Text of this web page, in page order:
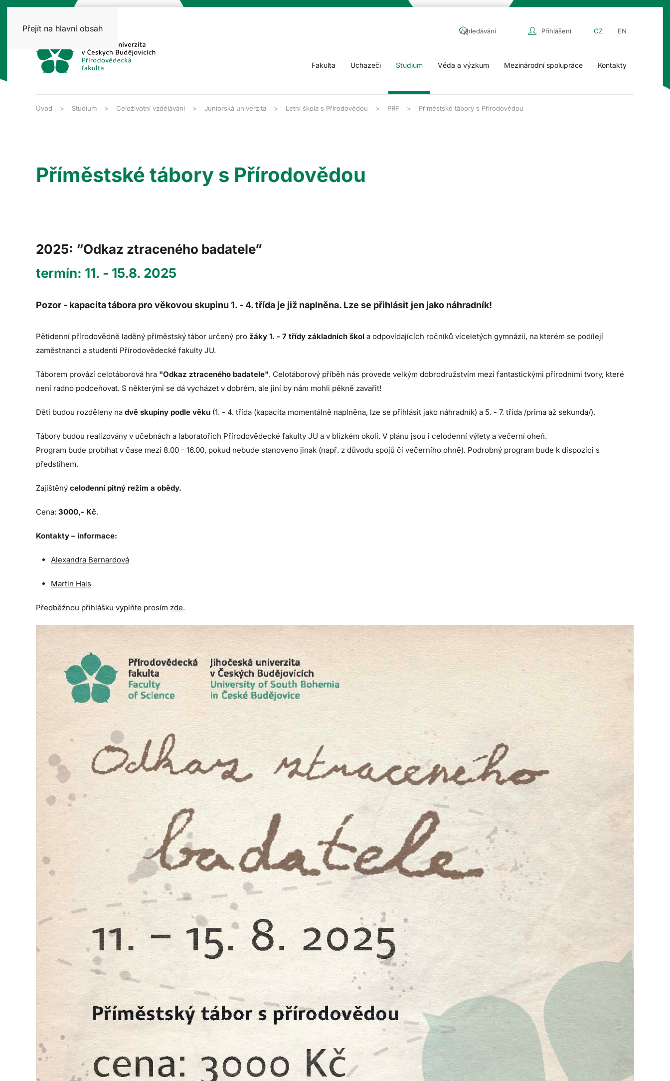
Přejít na hlavní obsah Přihlášení CZ EN
Fakulta Uchazeči Studium Věda a výzkum Mezinárodní spolupráce Kontakty
Úvod Studium Celoživotní vzdělávání Juniorská univerzita Letní škola s Přírodovědou PRF Příměstské tábory s Přírodovědou
Příměstské tábory s Přírodovědou
2025: “Odkaz ztraceného badatele”
termín: 11. - 15.8. 2025
Pozor - kapacita tábora pro věkovou skupinu 1. - 4. třída je již naplněna. Lze se přihlásit jen jako náhradník!
Pětidenní přírodovědně laděný příměstský tábor určený pro žáky 1. - 7 třídy základních škol a odpovídajících ročníků víceletých gymnázií, na kterém se podílejí
zaměstnanci a studenti Přírodovědecké fakulty JU.
Táborem provází celotáborová hra "Odkaz ztraceného badatele". Celotáborový příběh nás provede velkým dobrodružstvím mezi fantastickými přírodními tvory, které
není radno podceňovat. S některými se dá vycházet v dobrém, ale jiní by nám mohli pěkně zavařit!
Děti budou rozděleny na dvě skupiny podle věku (1. - 4. třída (kapacita momentálně naplněna, lze se přihlásit jako náhradník) a 5. - 7. třída /prima až sekunda/).
Tábory budou realizovány v učebnách a laboratořích Přírodovědecké fakulty JU a v blízkém okolí. V plánu jsou i celodenní výlety a večerní oheň.
Program bude probíhat v čase mezi 8.00 - 16.00, pokud nebude stanoveno jinak (např. z důvodu spojů či večerního ohně). Podrobný program bude k dispozici s
předstihem.
Zajištěný celodenní pitný režim a obědy.
Cena: 3000,- Kč.
Kontakty – informace:
Alexandra Bernardová
Martin Hais
Předběžnou přihlášku vyplňte prosím zde.